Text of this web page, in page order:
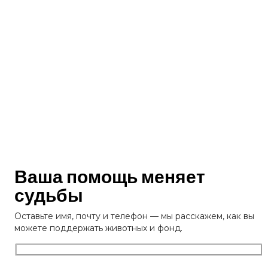
Ваша помощь меняет
судьбы
Оставьте имя, почту и телефон — мы расскажем, как вы
можете поддержать животных и фонд.